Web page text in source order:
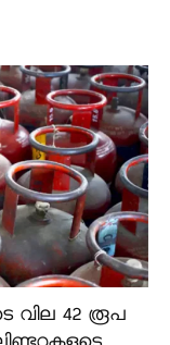
വില 42 രൂപ